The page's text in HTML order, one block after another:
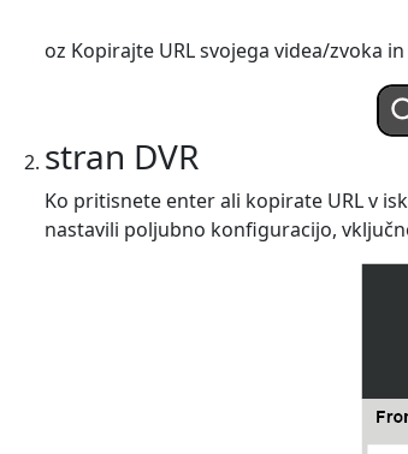
oz Kopirajte URL svojega videa/zvoka
stran DVR
Ko pritisnete enter ali kopirate URL v
nastavili poljubno konfiguracijo,